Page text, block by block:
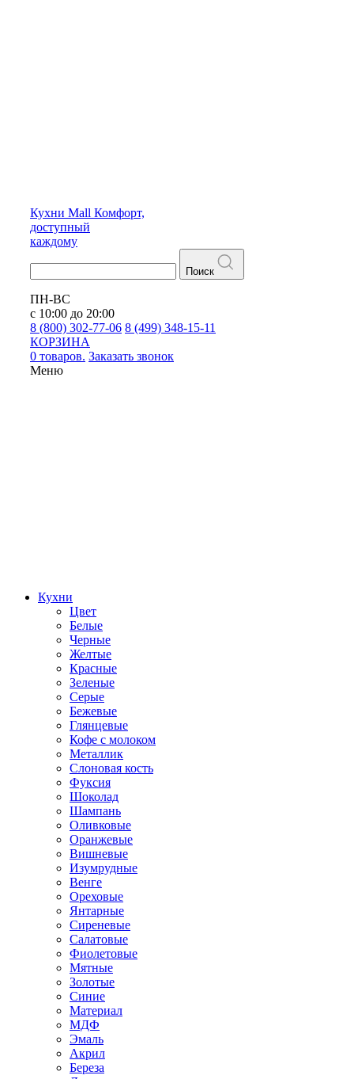
Кухни Mall Комфорт,
доступный
каждому
Поиск
ПН-ВС
с 10:00 до 20:00
8 (800) 302-77-06 8 (499) 348-15-11
КОРЗИНА
0 товаров. Заказать звонок
Меню
Кухни
Цвет
Белые
Черные
Желтые
Красные
Зеленые
Серые
Бежевые
Глянцевые
Кофе с молоком
Металлик
Слоновая кость
Фуксия
Шоколад
Шампань
Оливковые
Оранжевые
Вишневые
Изумрудные
Венге
Ореховые
Янтарные
Сиреневые
Салатовые
Фиолетовые
Мятные
Золотые
Синие
Материал
МДФ
Эмаль
Акрил
Береза